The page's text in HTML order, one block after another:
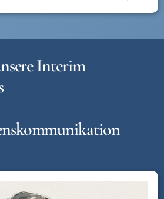
Interim